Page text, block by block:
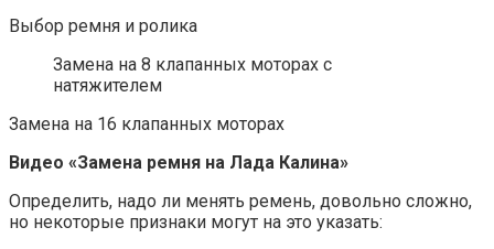
Выбор ремня и ролика
Замена на 8 клапанных моторах с
натяжителем
Замена на 16 клапанных моторах
Видео «Замена ремня на Лада Калина»
Определить, надо ли менять ремень, довольно сложно,
но некоторые признаки могут на это указать: